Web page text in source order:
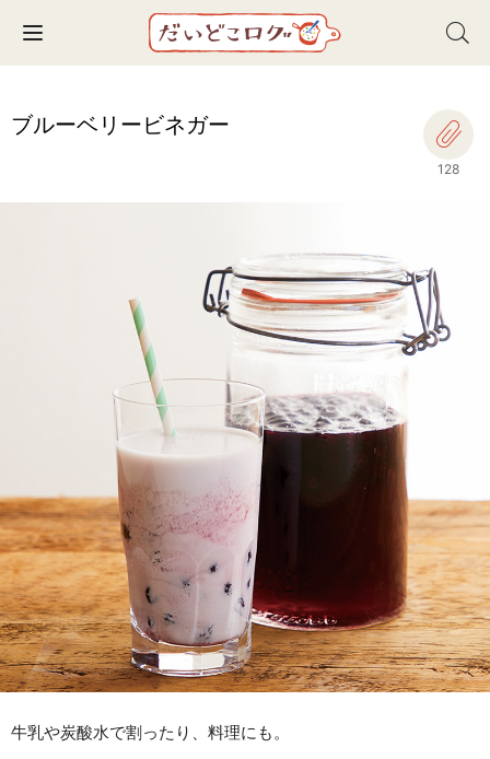
Toggle navigation
ブルーベリービネガー
128
牛乳や炭酸水で割ったり、料理にも。